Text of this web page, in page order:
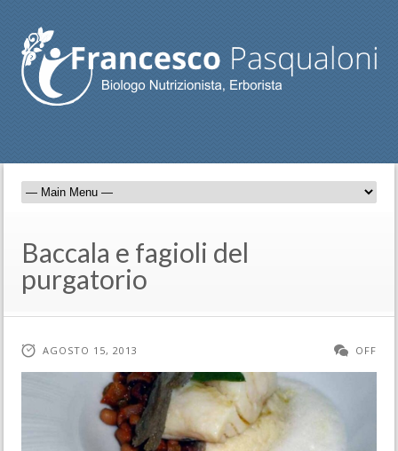
Baccala e fagioli del
purgatorio
AGOSTO 15, 2013 OFF